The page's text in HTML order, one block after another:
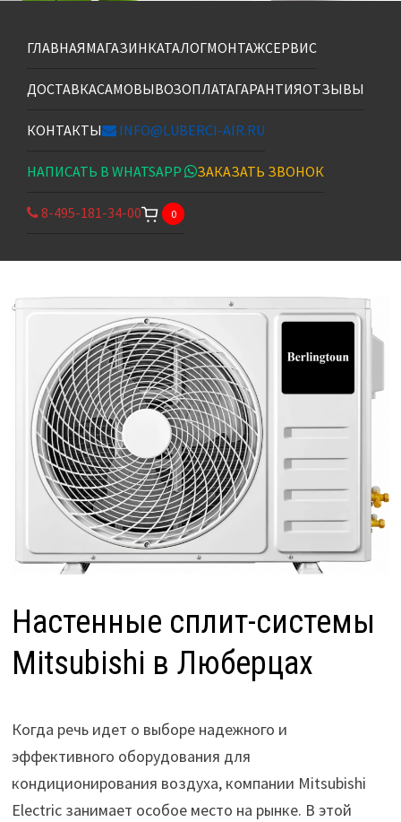
ГЛАВНАЯМАГАЗИНКАТАЛОГМОНТАЖСЕРВИС
ДОСТАВКАСАМОВЫВОЗОПЛАТАГАРАНТИЯОТЗЫВЫ
КОНТАКТЫ INFO@LUBERCI-AIR.RU
НАПИСАТЬ В WHATSAPP ЗАКАЗАТЬ ЗВОНОК
8-495-181-34-00 0
Настенные сплит-системы
Mitsubishi в Люберцах
Когда речь идет о выборе надежного и
эффективного оборудования для
кондиционирования воздуха, компании Mitsubishi
Electric занимает особое место на рынке. В этой